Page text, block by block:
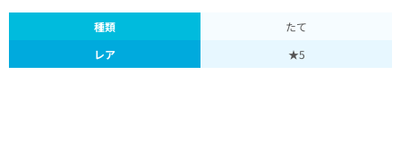
種類
たて
レア
★5